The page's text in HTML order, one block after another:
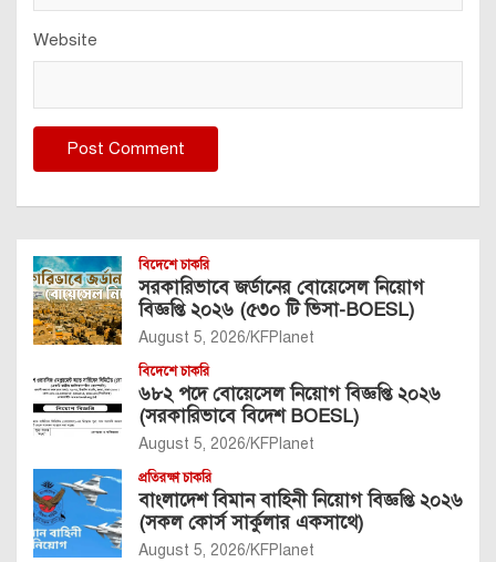
Website
বিদেশে চাকরি
সরকারিভাবে জর্ডানের বোয়েসেল নিয়োগ
বিজ্ঞপ্তি ২০২৬ (৫৩০ টি ভিসা-BOESL)
August 5, 2026 KFPlanet
বিদেশে চাকরি
৬৮২ পদে বোয়েসেল নিয়োগ বিজ্ঞপ্তি ২০২৬
(সরকারিভাবে বিদেশ BOESL)
August 5, 2026 KFPlanet
প্রতিরক্ষা চাকরি
বাংলাদেশ বিমান বাহিনী নিয়োগ বিজ্ঞপ্তি ২০২৬
(সকল কোর্স সার্কুলার একসাথে)
August 5, 2026 KFPlanet